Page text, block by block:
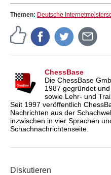
Themen: Deutsche
ChessBase
Die ChessBase
1987 gegründet
sowie Lehr- und
Seit 1997 veröffentlich
Nachrichten aus der
inzwischen in vier Sprachen
Schachnachrichtenseite.
Diskutieren